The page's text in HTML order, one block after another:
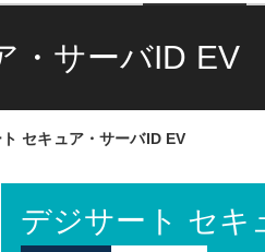
・サーバID EV
セキュア・サーバID EV
デジサート セキ